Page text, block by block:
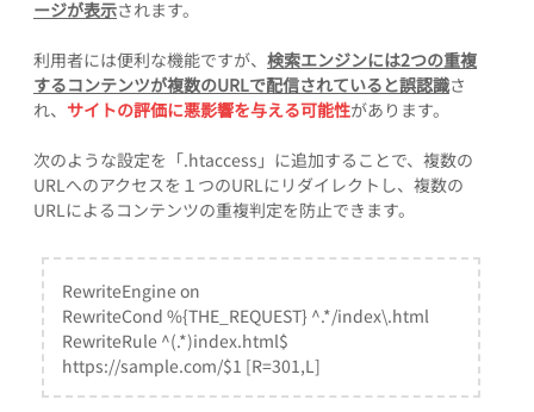
ージが表示されます。
利用者には便利な機能ですが、 検索エンジンには2つの重複
するコンテンツが複数のURLで配信されていると誤認識さ
れ、 サイトの評価に悪影響を与える可能性があります。
次のような設定を「.htaccess」に追加することで、複数の
URLへのアクセスを１つのURLにリダイレクトし、複数の
URLによるコンテンツの重複判定を防止できます。
RewriteEngine on
RewriteCond %{THE_REQUEST} ^.*/index\.html
RewriteRule ^(.*)index.html$
https://sample.com/$1 [R=301,L]